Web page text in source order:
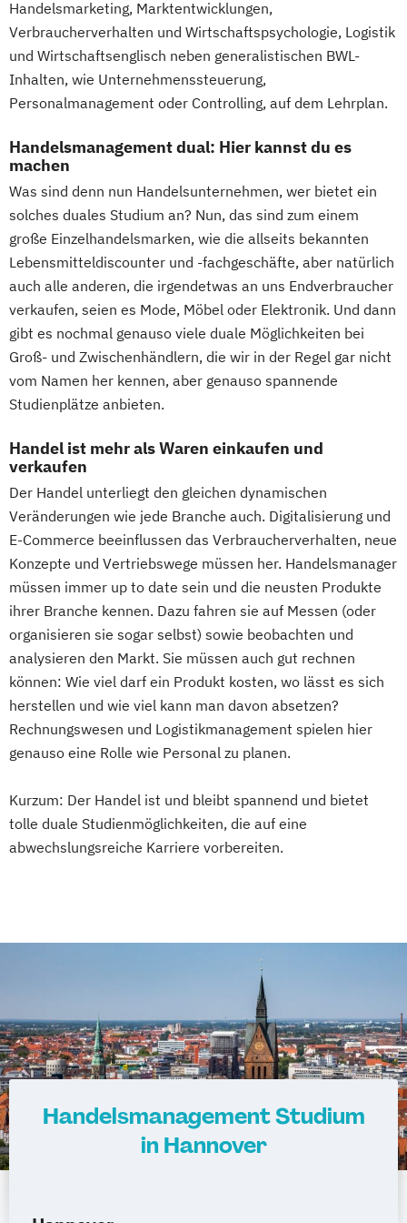
Transformation Management
Fashionmanagement & Global Brands
Mgmt. mit Branchenfokus
Mgmt. mit Branchenfokus Human Resource
Management
Mgmt. mit Branchenfokus
Immobilienwirtschaft
Mgmt. mit Schwerpunkt Advanced Finance
Mgmt. mit Schwerpunkt International
Management
Musikproduktion Outdoor Studies
Social Media Studies
Software Design & User Experience
Sport- & Leistungspsychologie
Sportjournalismus
Sportmanagement - Fußballmanagement
Wirtschaftsinformatik
Wirtschaftsinformatik - Cyber Security
Wirtschaftsingenieurwesen
Wirtschaftsingenieurwesen
Baumanagement für Bauingenieure
Wirtschaftspsychologie
Wirtschaftspsychologie - Digital
Transformation Management
Wirtschafts­ingenieurwesen
Handelsmarketing, Marktentwicklungen,
Verbraucherverhalten und Wirtschaftspsychologie, Logistik
und Wirtschaftsenglisch neben generalistischen BWL-
Inhalten, wie Unternehmenssteuerung,
Personalmanagement oder Controlling, auf dem Lehrplan.
Handelsmanagement dual: Hier kannst du es
machen
Was sind denn nun Handelsunternehmen, wer bietet ein
solches duales Studium an? Nun, das sind zum einem
große Einzelhandelsmarken, wie die allseits bekannten
Lebensmitteldiscounter und -fachgeschäfte, aber natürlich
auch alle anderen, die irgendetwas an uns Endverbraucher
verkaufen, seien es Mode, Möbel oder Elektronik. Und dann
gibt es nochmal genauso viele duale Möglichkeiten bei
Groß- und Zwischenhändlern, die wir in der Regel gar nicht
vom Namen her kennen, aber genauso spannende
Studienplätze anbieten.
Handel ist mehr als Waren einkaufen und
verkaufen
Der Handel unterliegt den gleichen dynamischen
Veränderungen wie jede Branche auch. Digitalisierung und
E-Commerce beeinflussen das Verbraucherverhalten, neue
Konzepte und Vertriebswege müssen her. Handelsmanager
müssen immer up to date sein und die neusten Produkte
ihrer Branche kennen. Dazu fahren sie auf Messen (oder
organisieren sie sogar selbst) sowie beobachten und
analysieren den Markt. Sie müssen auch gut rechnen
können: Wie viel darf ein Produkt kosten, wo lässt es sich
herstellen und wie viel kann man davon absetzen?
Rechnungswesen und Logistikmanagement spielen hier
genauso eine Rolle wie Personal zu planen.
Kurzum: Der Handel ist und bleibt spannend und bietet
tolle duale Studienmöglichkeiten, die auf eine
abwechslungsreiche Karriere vorbereiten.
Handelsmanagement Studium
in Hannover